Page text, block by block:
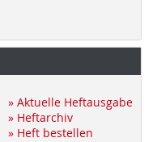
» Aktuelle Heftausgabe
» Heftarchiv
» Heft bestellen